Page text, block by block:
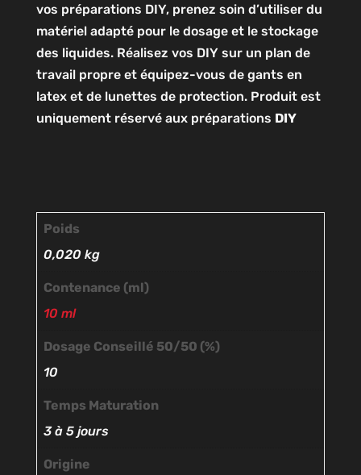
vos préparations DIY, prenez soin d’utiliser du
matériel adapté pour le dosage et le stockage
des liquides. Réalisez vos DIY sur un plan de
travail propre et équipez-vous de gants en
latex et de lunettes de protection. Produit est
uniquement réservé aux préparations DIY
Poids
0,020 kg
Contenance (ml)
10 ml
Dosage Conseillé 50/50 (%)
10
Temps Maturation
3 à 5 jours
Origine